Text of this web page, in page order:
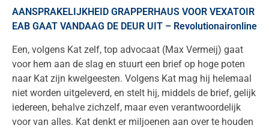
AANSPRAKELIJKHEID GRAPPERHAUS VOOR VEXATOIR
EAB GAAT VANDAAG DE DEUR UIT – Revolutionaironline
Een, volgens Kat zelf, top advocaat (Max Vermeij) gaat
voor hem aan de slag en stuurt een brief op hoge poten
naar Kat zijn kwelgeesten. Volgens Kat mag hij helemaal
niet worden uitgeleverd, en stelt hij, middels de brief, gelijk
iedereen, behalve zichzelf, maar even verantwoordelijk
voor van alles. Kat denkt er miljoenen aan over te houden